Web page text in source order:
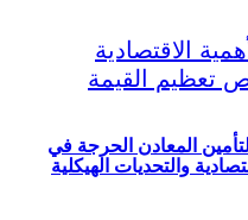
المعادن الحرجة في
والتحديات الهيكلية